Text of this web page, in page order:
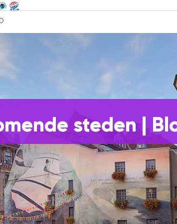
steden |